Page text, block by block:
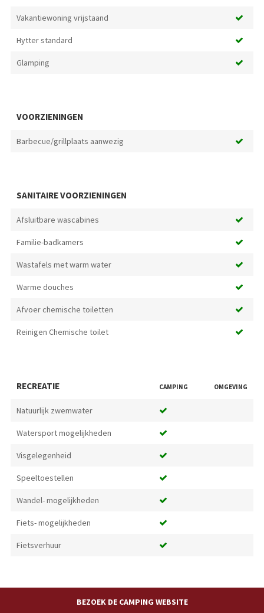
Vakantiewoning vrijstaand
Hytter standard
Glamping
VOORZIENINGEN
Barbecue/grillplaats aanwezig
SANITAIRE VOORZIENINGEN
Afsluitbare wascabines
Familie-badkamers
Wastafels met warm water
Warme douches
Afvoer chemische toiletten
Reinigen Chemische toilet
RECREATIE CAMPING OMGEVING
Natuurlijk zwemwater
Watersport mogelijkheden
Visgelegenheid
Speeltoestellen
Wandel- mogelijkheden
Fiets- mogelijkheden
Fietsverhuur
BEZOEK DE CAMPING WEBSITE